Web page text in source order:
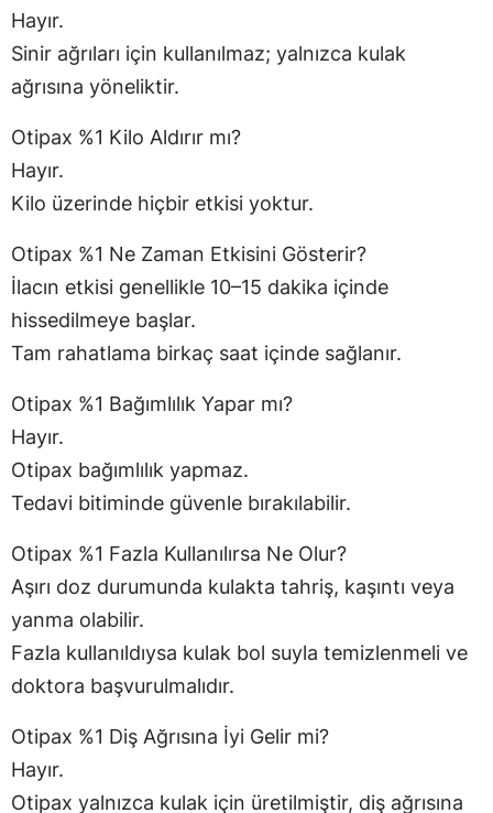
Hayır.
Sinir ağrıları için kullanılmaz; yalnızca kulak
ağrısına yöneliktir.
Otipax %1 Kilo Aldırır mı?
Hayır.
Kilo üzerinde hiçbir etkisi yoktur.
Otipax %1 Ne Zaman Etkisini Gösterir?
İlacın etkisi genellikle 10–15 dakika içinde
hissedilmeye başlar.
Tam rahatlama birkaç saat içinde sağlanır.
Otipax %1 Bağımlılık Yapar mı?
Hayır.
Otipax bağımlılık yapmaz.
Tedavi bitiminde güvenle bırakılabilir.
Otipax %1 Fazla Kullanılırsa Ne Olur?
Aşırı doz durumunda kulakta tahriş, kaşıntı veya
yanma olabilir.
Fazla kullanıldıysa kulak bol suyla temizlenmeli ve
doktora başvurulmalıdır.
Otipax %1 Diş Ağrısına İyi Gelir mi?
Hayır.
Otipax yalnızca kulak için üretilmiştir, diş ağrısına